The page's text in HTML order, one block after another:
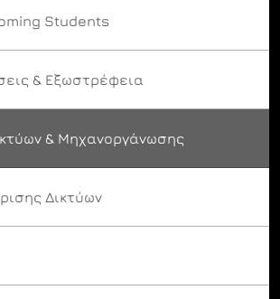
Students
& Εξωστρέφεια
& Μηχανοργάνωσης
Δικτύων